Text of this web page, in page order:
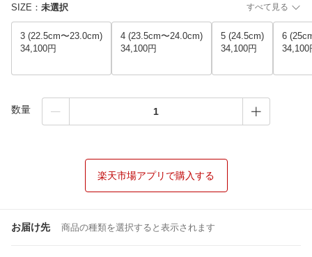
SIZE ： 未選択 すべて見る
3 (22.5cm〜23.0cm)
34,100円
4 (23.5cm〜24.0cm)
34,100円
5 (24.5cm)
34,100円
6
34,100
数量
楽天市場アプリで購入する
お届け先 商品の種類を選択すると表示されます